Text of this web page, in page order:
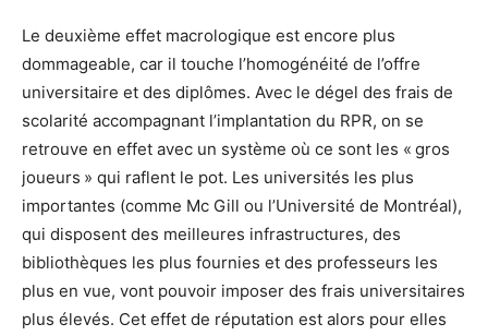
Le deuxième effet macrologique est encore plus
dommageable, car il touche l’homogénéité de l’offre
universitaire et des diplômes. Avec le dégel des frais de
scolarité accompagnant l’implantation du RPR, on se
retrouve en effet avec un système où ce sont les « gros
joueurs » qui raflent le pot. Les universités les plus
importantes (comme Mc Gill ou l’Université de Montréal),
qui disposent des meilleures infrastructures, des
bibliothèques les plus fournies et des professeurs les
plus en vue, vont pouvoir imposer des frais universitaires
plus élevés. Cet effet de réputation est alors pour elles